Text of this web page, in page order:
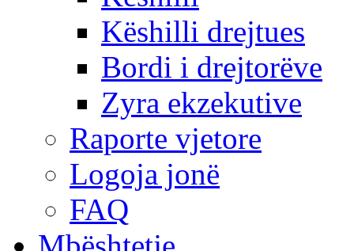
Këshilli drejtues
Bordi i drejtorëve
Zyra ekzekutive
Raporte vjetore
Logoja jonë
FAQ